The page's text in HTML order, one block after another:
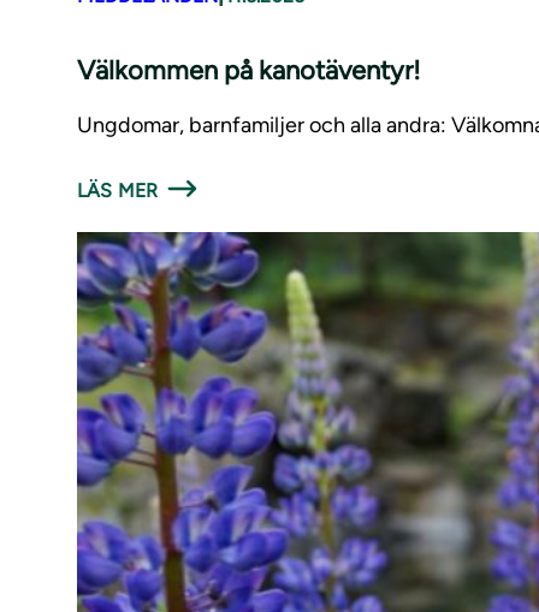
Välkommen på kanotäventyr!
Ungdomar, barnfamiljer och alla andra:
LÄS MER